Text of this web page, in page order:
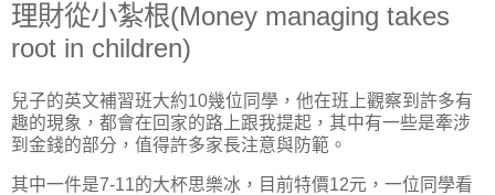
理財從小紮根(Money managing takes
root in children)
兒子的英文補習班大約10幾位同學，他在班上觀察到許多有
趣的現象，都會在回家的路上跟我提起，其中有一些是牽涉
到金錢的部分，值得許多家長注意與防範。
其中一件是7-11的大杯思樂冰，目前特價12元，一位同學看